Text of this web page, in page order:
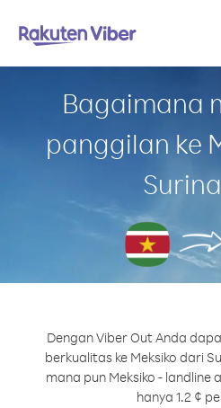
Bagaimana
panggilan ke
Dengan Viber Out Anda
berkualitas ke Meksiko dari
mana pun Meksiko - landline
hanya 1.2 ¢